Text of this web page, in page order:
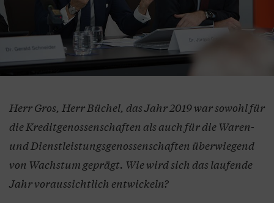
Herr Gros, Herr Büchel, das Jahr 2019 war sowohl für
die Kreditgenossenschaften als auch für die Waren-
und Dienstleistungsgenossenschaften überwiegend
von Wachstum geprägt. Wie wird sich das laufende
Jahr voraussichtlich entwickeln?